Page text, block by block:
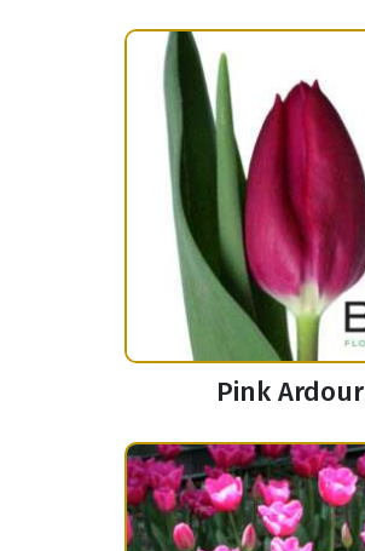
Pink Ardour